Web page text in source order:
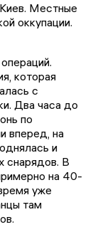
Местные
оккупации.
которая
с
Два часа до
по
вперед, на
и
снарядов. В
на 40-
уже
там